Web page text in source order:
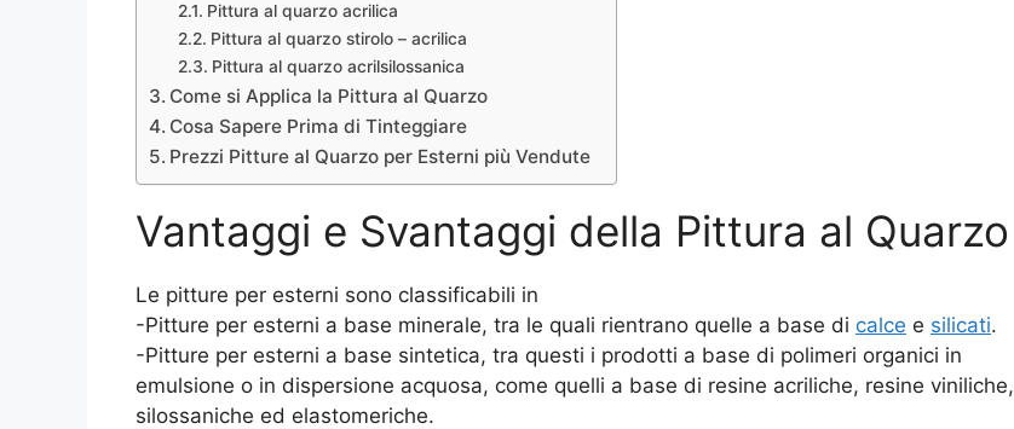
Pittura al quarzo acrilica
Pittura al quarzo stirolo – acrilica
Pittura al quarzo acrilsilossanica
Come si Applica la Pittura al Quarzo
Cosa Sapere Prima di Tinteggiare
Prezzi Pitture al Quarzo per Esterni più Vendute
Vantaggi e Svantaggi della Pittura al Quarzo
Le pitture per esterni sono classificabili in
-Pitture per esterni a base minerale, tra le quali rientrano quelle a base di calce e silicati.
-Pitture per esterni a base sintetica, tra questi i prodotti a base di polimeri organici in
emulsione o in dispersione acquosa, come quelli a base di resine acriliche, resine viniliche,
silossaniche ed elastomeriche.